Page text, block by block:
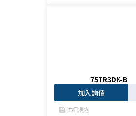
75TR3DK-B
加入詢價
feed詳細規格